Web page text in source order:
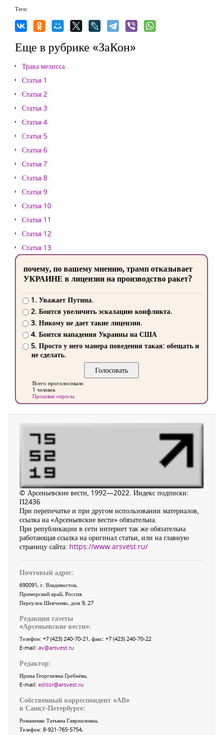
Теги:
Еще в рубрике «ЗаКон»
Трава мелисса
Статья 1
Статья 2
Статья 3
Статья 4
Статья 5
Статья 6
Статья 7
Статья 8
Статья 9
Статья 10
Статья 11
Статья 12
Статья 13
почему, по вашему мнению, трамп отказывает
УКРАИНЕ в лицензии на производство ракет?
1. Уважает Путина.
2. Боится увеличить эскалацию конфликта.
3. Никому не дает такие лицензии.
4. Боится нападения Украины на США
5. Просто у него манера поведения такая: обещать и
не сделать.
Всего проголосовало
1 человек
Прошлые опросы
© Арсеньевские вести, 1992—2022. Индекс подписки:
П2436
При перепечатке и при другом использовании материалов,
ссылка на «Арсеньевские вести» обязательна.
При републикации в сети интернет так же обязательна
работающая ссылка на оригинал статьи, или на главную
страницу сайта: https://www.arsvest.ru/
Почтовый адрес:
690091, г. Владивосток,
Приморский край, Россия
Переулок Шевченко, дом 9, 27
Редакция газеты
«Арсеньевские вести»:
Телефон: +7 (423) 240-70-21, факс: +7 (423) 240-70-22
E-mail: av@arsvest.ru
Редактор:
Ирина Георгиевна Гребнёва,
E-mail: editor@arsvest.ru
Собственный корреспондент «АВ»
в Санкт-Петербурге:
Романенко Татьяна Гаврииловна,
Телефон: 8-921-765-5754,